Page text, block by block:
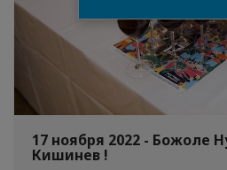
17 ноября 2022 - Божоле
Кишинев !